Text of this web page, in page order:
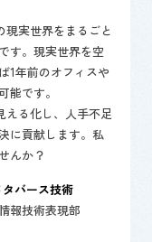
現実世界をまるごと
す。現実世界を空
1年前のオフィスや
能です。
える化し、人手不足
に貢献します。私
んか？
バース技術
情報技術表現部